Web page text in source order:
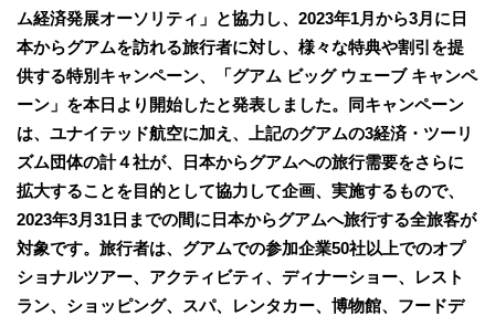
ム経済発展オーソリティ」と協力し、2023年1月から3月に日
本からグアムを訪れる旅行者に対し、様々な特典や割引を提
供する特別キャンペーン、「グアム ビッグ ウェーブ キャンペ
ーン」を本日より開始したと発表しました。同キャンペーン
は、ユナイテッド航空に加え、上記のグアムの3経済・ツーリ
ズム団体の計４社が、日本からグアムへの旅行需要をさらに
拡大することを目的として協力して企画、実施するもので、
2023年3月31日までの間に日本からグアムへ旅行する全旅客が
対象です。旅行者は、グアムでの参加企業50社以上でのオプ
ショナルツアー、アクティビティ、ディナーショー、レスト
ラン、ショッピング、スパ、レンタカー、博物館、フードデ